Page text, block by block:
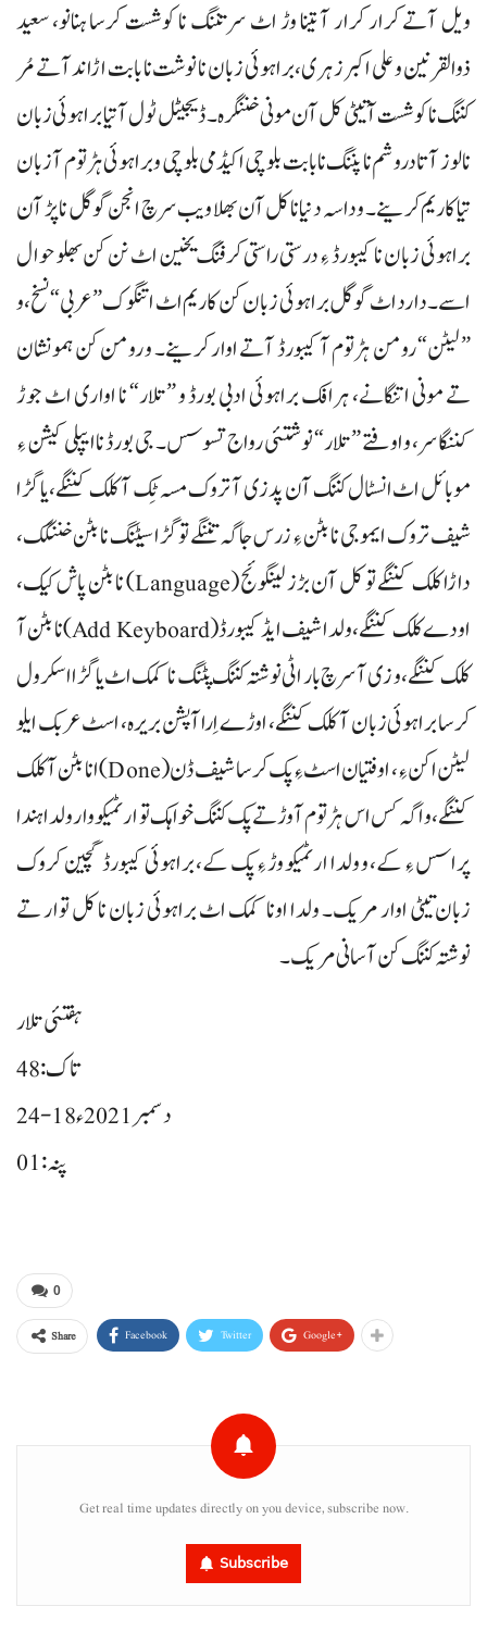
ویل آتے کرار کرار آ تینا وڑ اٹ سر تننگ نا کوشست کرسا ہنانو، سعید
ذوالقرنین و علی اکبر زہری، براہوئی زبان نا نوشت نا بابت اڑاند آتے مُر
کننگ نا کوشست آتیٹی کل آن مونی خننگرہ۔ ڈیجیٹل ٹول آتیا براہوئی زبان
نا لوز آتا دروشم نا پننگ نا بابت بلوچی اکیڈمی بلوچی و براہوئی ہڑتوم آ زبان
تیا کاریم کرینے۔ و داسہ دنیا نا کل آن بھلا ویب سرچ انجن گوگل نا پڑ آن
براہوئی زبان نا کیبورڈ ءِ درستی راستی کرفنگ یخین اٹ نن کن بھلو حوال
اسے۔ دا رد اٹ گوگل براہوئی زبان کن کاریم اٹ اتنگوک ”عربی“ نسخ، و
”لیٹن“ رومن ہڑتوم آ کیبورڈ آتے اوار کرینے۔ و رومن کن ہمو نشان
تے مونی اتنگانے، ہرافک براہوئی ادبی بورڈ و ”تلار“ نا اواری اٹ جوڑ
کننگاسر، و اوفتے ”تلار“ نوشتئی رواج تسوسس۔ جی بورڈ نا ایپلی کیشن ءِ
موبائل اٹ انسٹال کننگ آن پد زی آ تروک مسہ ٹِک آ کلک کننگے، یا گڑا
شیف تروک ایموجی نا بٹن ءِ زرس جاگہ تننگے تو گڑا سیٹنگ نا بٹن خننگک،
داڑا کلک کننگے تو کل آن بڑز لینگوئج (Language) نا بٹن پاش کیک،
اودے کلک کننگے، ولدا شیف ایڈ کیبورڈ (Add Keyboard) نا بٹن آ
کلک کننگے، و زی آ سرچ بار اٹی نوشتہ کننگ پٹنگ نا کمک اٹ یا گڑا اسکرول
کرسا براہوئی زبان آ کلک کننگے، اوڑے اِرا آپشن بریرہ، اسٹ عربک ایلو
لیٹن اکن ءِ، اوفتیان اسٹ ءِ پک کرسا شیف ڈن (Done) انا بٹن آ کلک
کننگے، و اگہ کس اس ہڑتوم آ وڑ تے پک کننگ خواہک تو ارٹمیکو وار ولدا ہندا
پراسس ءِ کے، و ولدا ارٹمیکو وڑ ءِ پک کے، براہوئی کیبورڈ گچین کروک
زبان تیٹی اوار مریک۔ ولدا اونا کمک اٹ براہوئی زبان نا کل توار تے
نوشتہ کننگ کن آسانی مریک۔
ہفتئی تلار
تاک:48
24-18 دسمبر 2021ء
پنہ: 01
0
Share Facebook Twitter Google+
Get real time updates directly on you device, subscribe now.
Subscribe